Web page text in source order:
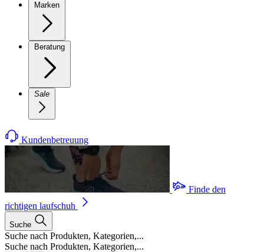
Marken
Beratung
Sale
Kundenbetreuung
Finde den
richtigen laufschuh
Suche
Suche nach Produkten, Kategorien,...
Suche nach Produkten, Kategorien,...